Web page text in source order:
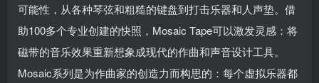
可能性，从各种琴弦和粗糙的键盘到打击乐器和人声垫。借
助100多个专业创建的快照，Mosaic Tape可以激发灵感：将
磁带的音乐效果重新想象成现代的作曲和声音设计工具。
Mosaic系列是为作曲家的创造力而构思的：每个虚拟乐器都